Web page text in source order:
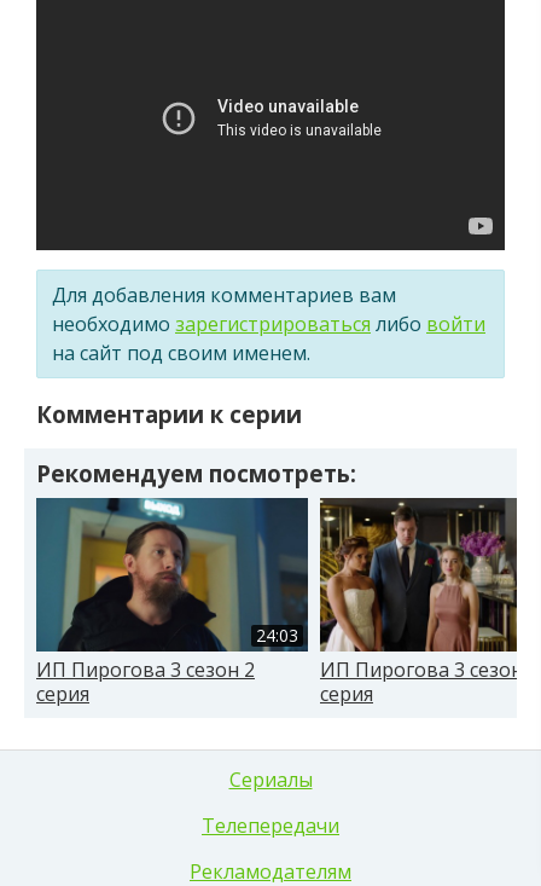
Для добавления комментариев вам
необходимо зарегистрироваться либо войти
на сайт под своим именем.
Комментарии к серии
Рекомендуем посмотреть:
24:03
ИП Пирогова 3 сезон 2
серия
ИП Пирогова 3 сезон 9
серия
Сериалы
Телепередачи
Рекламодателям